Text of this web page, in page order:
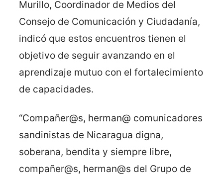
Murillo, Coordinador de Medios del
Consejo de Comunicación y Ciudadanía,
indicó que estos encuentros tienen el
objetivo de seguir avanzando en el
aprendizaje mutuo con el fortalecimiento
de capacidades.
“Compañer@s, herman@ comunicadores
sandinistas de Nicaragua digna,
soberana, bendita y siempre libre,
compañer@s, herman@s del Grupo de